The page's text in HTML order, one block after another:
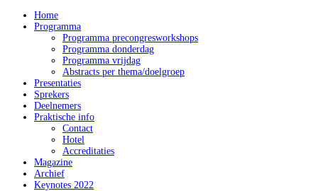
Home
Programma
Programma precongresworkshops
Programma donderdag
Programma vrijdag
Abstracts per thema/doelgroep
Presentaties
Sprekers
Deelnemers
Praktische info
Contact
Hotel
Accreditaties
Magazine
Archief
Keynotes 2022